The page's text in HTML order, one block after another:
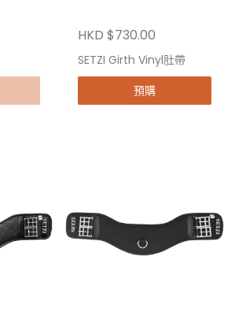
HKD $730.00
SETZI Girth Vinyl肚帶
預購